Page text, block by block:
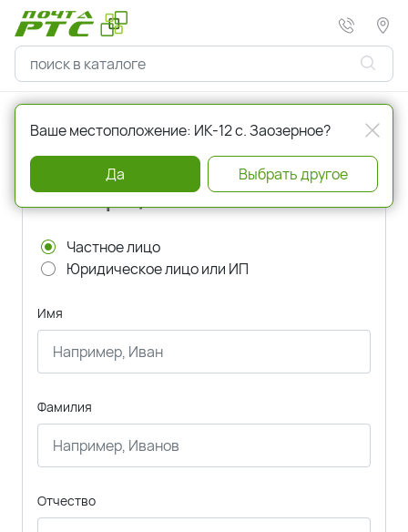
Главная Регистрация
Регистрация
Частное лицо
Юридическое лицо или ИП
Имя
Фамилия
Отчество
Ваше местоположение: ИК-12 с. Заозерное?
Да Выбрать другое